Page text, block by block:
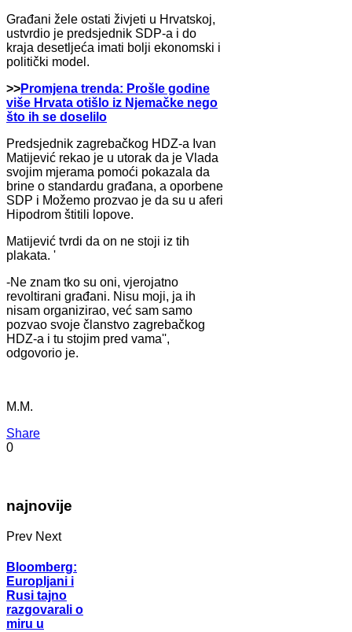
Građani žele ostati živjeti u Hrvatskoj,
ustvrdio je predsjednik SDP-a i do
kraja desetljeća imati bolji ekonomski i
politički model.
>>Promjena trenda: Prošle godine
više Hrvata otišlo iz Njemačke nego
što ih se doselilo
Predsjednik zagrebačkog HDZ-a Ivan
Matijević rekao je u utorak da je Vlada
svojim mjerama pomoći pokazala da
brine o standardu građana, a oporbene
SDP i Možemo prozvao je da su u aferi
Hipodrom štitili lopove.
Matijević tvrdi da on ne stoji iz tih
plakata. '
-Ne znam tko su oni, vjerojatno
revoltirani građani. Nisu moji, ja ih
nisam organizirao, već sam samo
pozvao svoje članstvo zagrebačkog
HDZ-a i tu stojim pred vama'',
odgovorio je.
M.M.
Share
0
najnovije
Prev Next
Bloomberg:
Europljani i
Rusi tajno
razgovarali o
miru u